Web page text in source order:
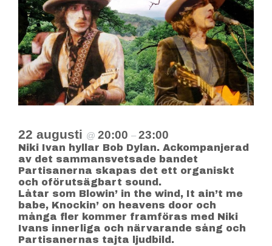
22 augusti @ 20:00 – 23:00
Niki Ivan hyllar Bob Dylan. Ackompanjerad
av det sammansvetsade bandet
Partisanerna skapas det ett organiskt
och oförutsägbart sound.
Låtar som Blowin’ in the wind, It ain’t me
babe, Knockin’ on heavens door och
många fler kommer framföras med Niki
Ivans innerliga och närvarande sång och
Partisanernas tajta ljudbild.